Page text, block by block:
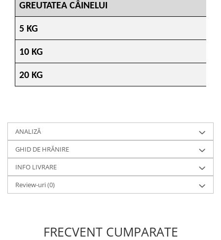
GREUTATEA CÂINELUI
5 KG
10 KG
20 KG
ANALIZĂ
GHID DE HRĂNIRE
INFO LIVRARE
Review-uri(0)
FRECVENT CUMPARATE